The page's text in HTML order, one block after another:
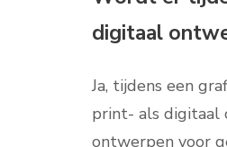
digitaal
Ja, tijdens een
print- als digitaal
ontwerpen voor